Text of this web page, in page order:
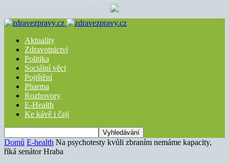
Aktuality
Zdravotnictví
Politika
Sociální věci
Pojištění
Pharma
Rozhovory
E-Health
Ke kávě i čaji
Domů E-health Na psychotesty kvůli zbraním nemáme kapacity,
říká senátor Hraba